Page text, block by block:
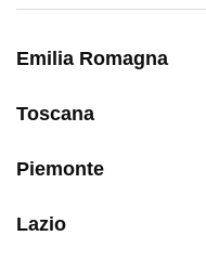
Emilia Romagna
Toscana
Piemonte
Lazio